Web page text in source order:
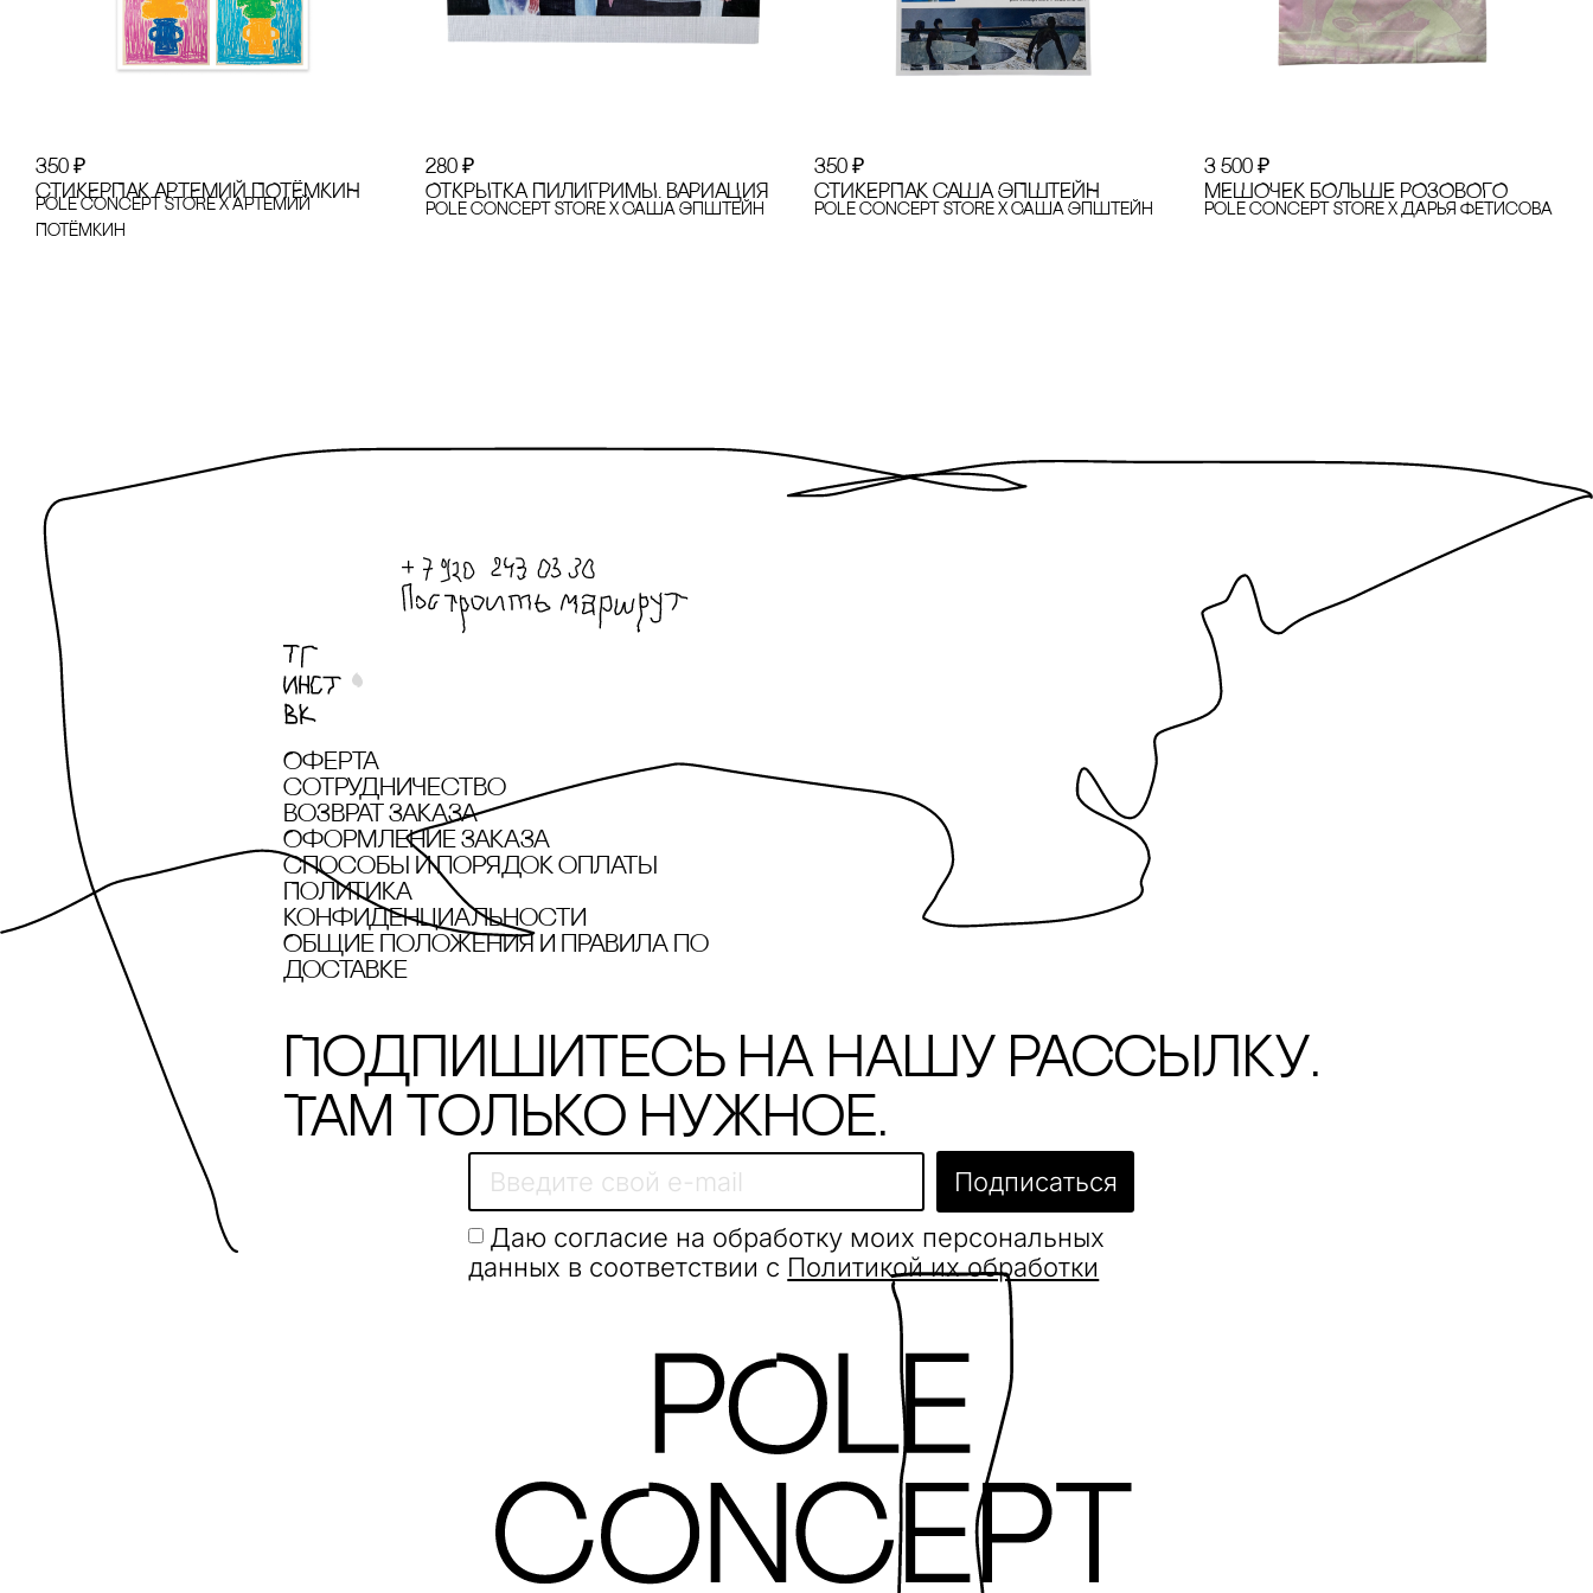
350 ₽
сТИКЕРПАК АРТЕМИЙ ПОТЁМКИН
pole concept store x Артемий
Потёмкин
280 ₽
ОТКРЫТКА ПИЛИГРИМЫ. ВАРИАЦИЯ
pole concept store x Саша Эпштейн
350 ₽
сТИКЕРПАК сАША ЭПШТЕЙН
pole concept store x Саша Эпштейн
3 500 ₽
МЕШОЧЕК БОЛЬШЕ РОЗОВОГО
pole concept store x Дарья Фетисова
Оферта
сотрудничество
Возврат заказа
Оформление заказа
cпособы и порядок оплаты
Политика
конфиденциальности
Общие положения и правила по
доставке
Подпишитесь на нашу рассылку.
Там только нужное.
Даю согласие на обработку моих персональных
данных в соответствии с Политикой их обработки
Подписаться